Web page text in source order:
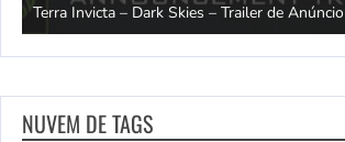
Terra Invicta – Dark Skies – Trailer de Anúncio
NUVEM DE TAGS